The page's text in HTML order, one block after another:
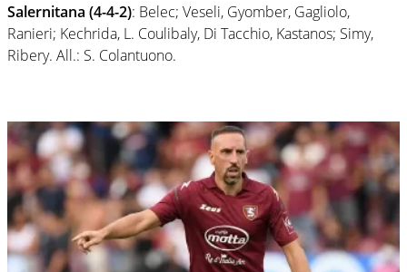
Salernitana (4-4-2): Belec; Veseli, Gyomber, Gagliolo,
Ranieri; Kechrida, L. Coulibaly, Di Tacchio, Kastanos; Simy,
Ribery. All.: S. Colantuono.